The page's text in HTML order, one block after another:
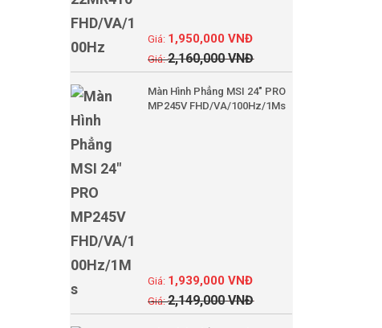
2,160,000VNĐ
1,950,000VNĐ
Màn Hình Phẳng MSI 24" PRO
MP245V FHD/VA/100Hz/1Ms
2,149,000VNĐ
1,939,000VNĐ